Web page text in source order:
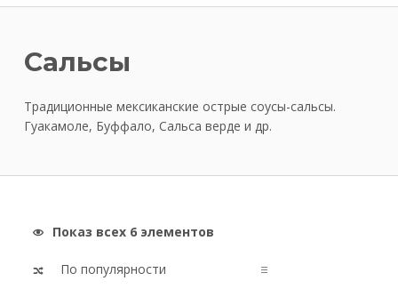
Сальсы
Традиционные мексиканские острые соусы-сальсы.
Гуакамоле, Буффало, Сальса верде и др.
Показ всех 6 элементов